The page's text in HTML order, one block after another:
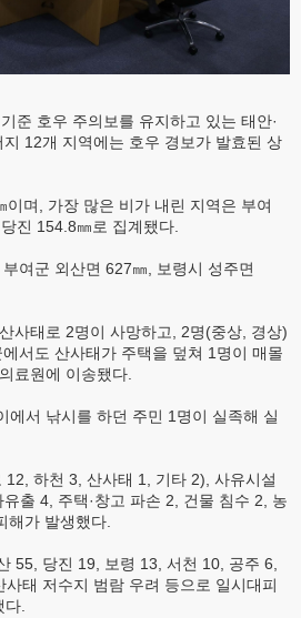
준 호우 주의보를 유지하고 있는 태안·
12개 지역에는 호우 경보가 발효된 상
며, 가장 많은 비가 내린 지역은 부여
진 154.8㎜로 집계됐다.
여군 외산면 627㎜, 보령시 성주면
사태로 2명이 사망하고, 2명(중상, 경상)
서도 산사태가 주택을 덮쳐 1명이 매몰
료원에 이송됐다.
에서 낚시를 하던 주민 1명이 실족해 실
하천 3, 산사태 1, 기타 2), 사유시설
출 4, 주택·창고 파손 2, 건물 침수 2, 농
해가 발생했다.
55, 당진 19, 보령 13, 서천 10, 공주 6,
태 저수지 범람 우려 등으로 일시대피
다.